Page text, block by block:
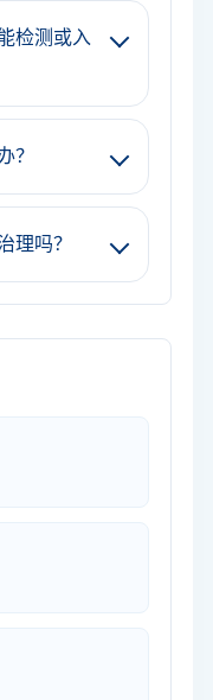
检测或入
？
理吗？